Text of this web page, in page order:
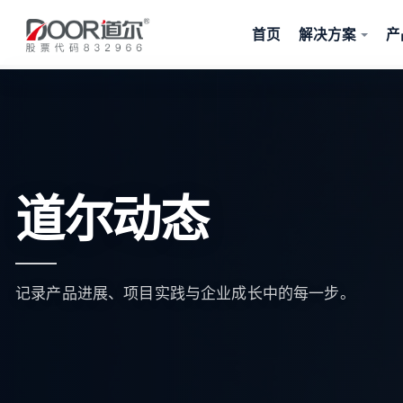
首页 解决方案
道尔动态
记录产品进展、项目实践与企业成长中的每一步。